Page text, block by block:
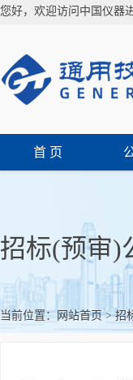
您好，欢迎访问中国仪器
首 页
招标(预审)
当前位置：网站首页>招